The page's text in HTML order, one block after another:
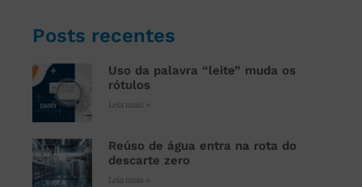
Posts recentes
Uso da palavra “leite” muda os
rótulos
Leia mais »
Reúso de água entra na rota do
descarte zero
Leia mais »